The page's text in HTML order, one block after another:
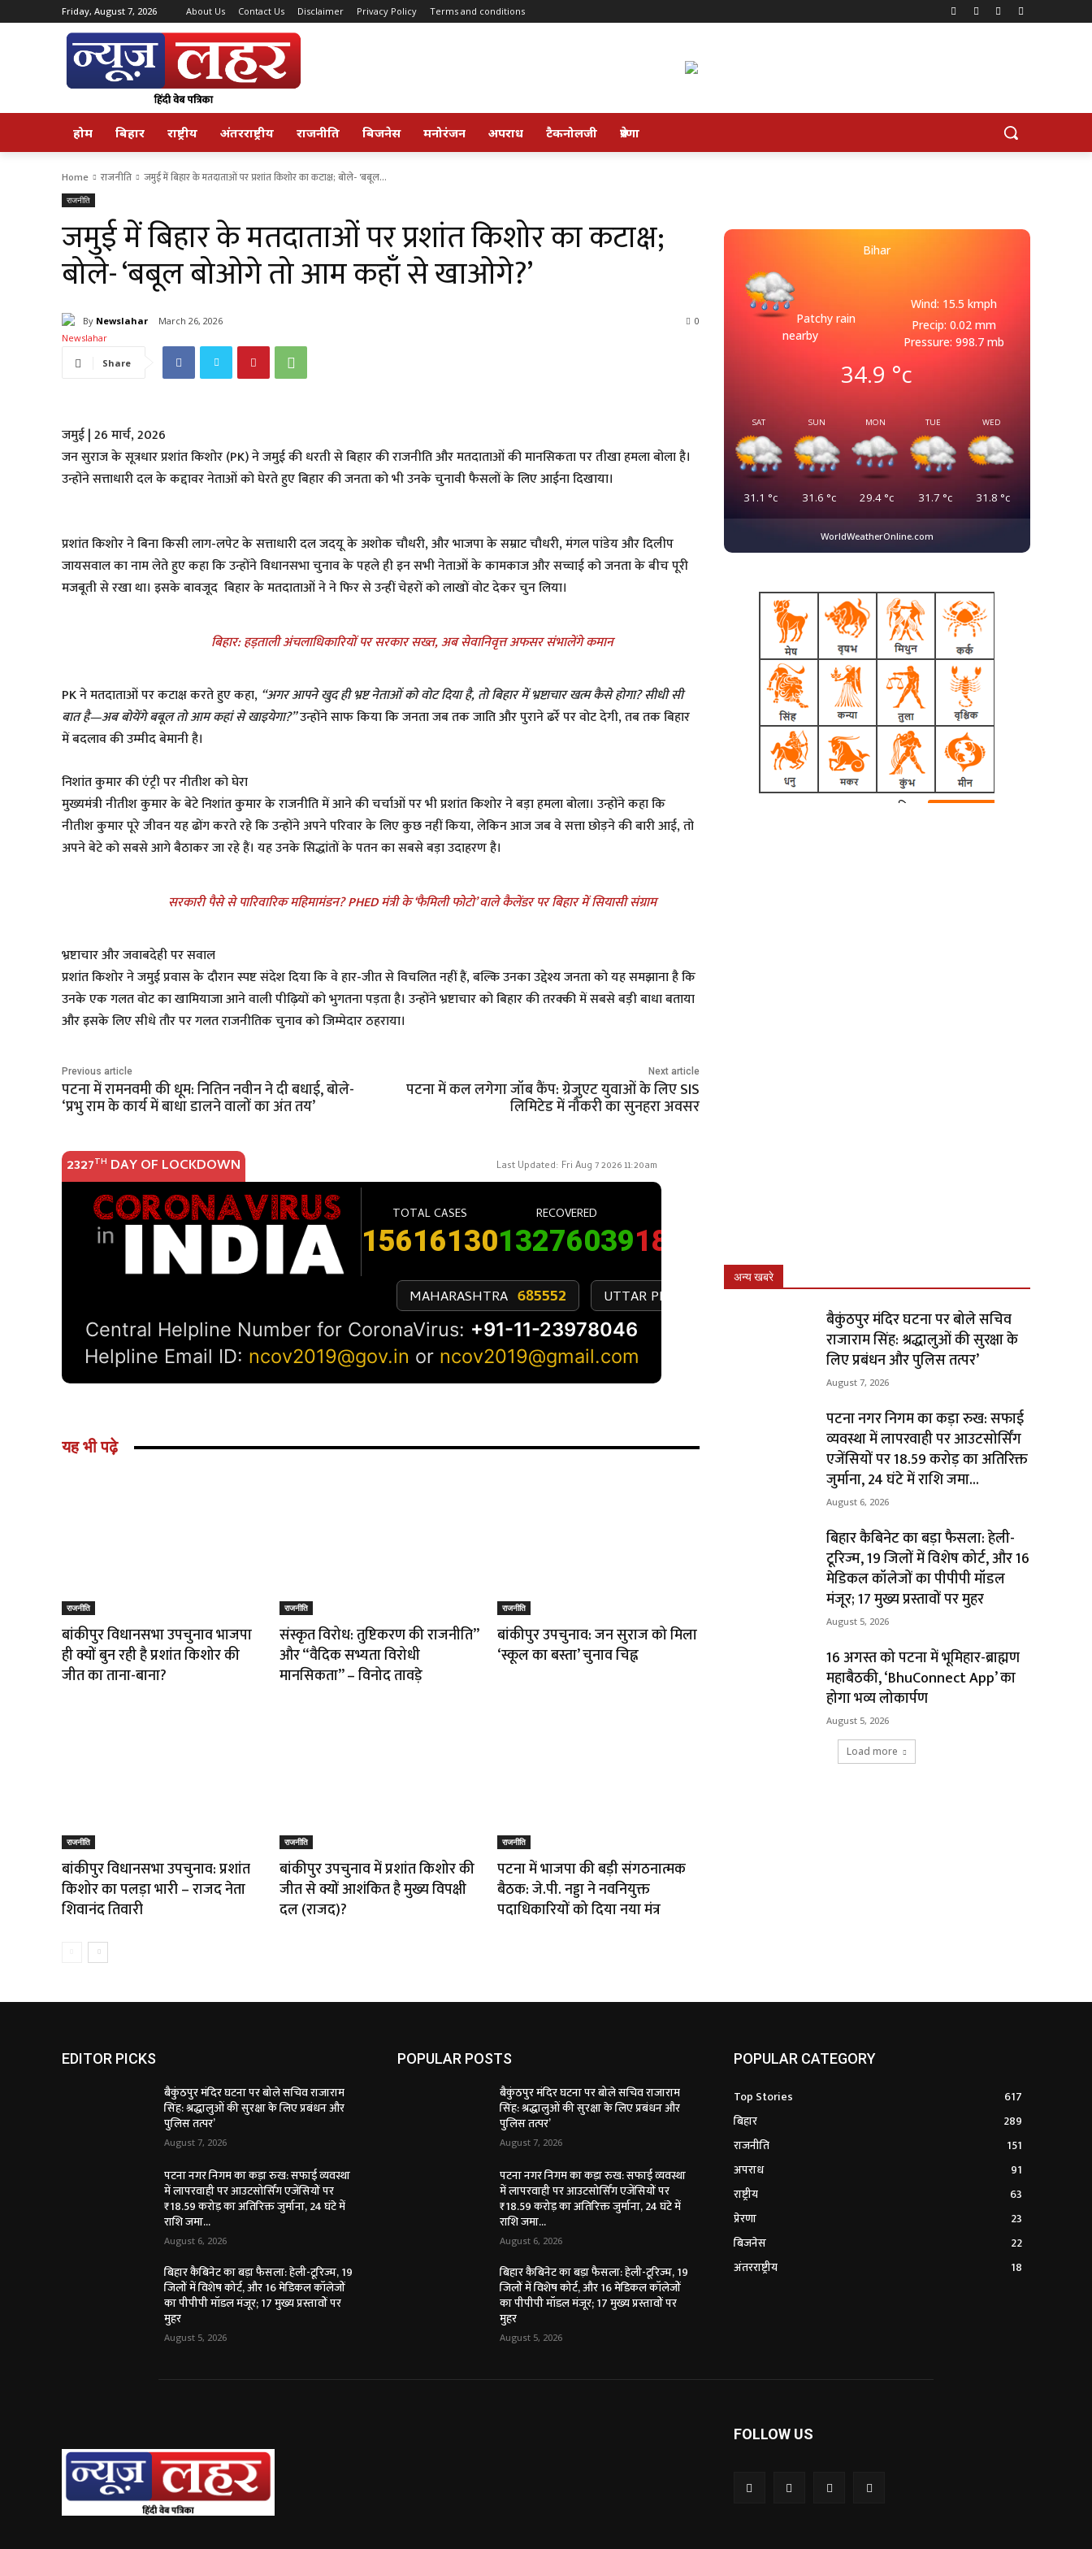
Friday, August 7, 2026 About Us Contact Us Disclaimer Privacy Policy Terms and conditions
होम बिहार राष्ट्रीय अंतरराष्ट्रीय राजनीति बिजनेस मनोरंजन अपराध टैकनोलजी प्रेरणा
Home राजनीति जमुई में बिहार के मतदाताओं पर प्रशांत किशोर का कटाक्ष; बोले- 'बबूल...
राजनीति
जमुई में बिहार के मतदाताओं पर प्रशांत किशोर का कटाक्ष;
बोले- ‘बबूल बोओगे तो आम कहाँ से खाओगे?’
By Newslahar March 26, 2026 0
Share
जमुई | 26 मार्च, 2026
​जन सुराज के सूत्रधार प्रशांत किशोर (PK) ने जमुई की धरती से बिहार की राजनीति और मतदाताओं की मानसिकता पर तीखा हमला बोला है।
उन्होंने सत्ताधारी दल के कद्दावर नेताओं को घेरते हुए बिहार की जनता को भी उनके चुनावी फैसलों के लिए आईना दिखाया।
​प्रशांत किशोर ने बिना किसी लाग-लपेट के सत्ताधारी दल जदयू के अशोक चौधरी, और भाजपा के सम्राट चौधरी, मंगल पांडेय और दिलीप
जायसवाल का नाम लेते हुए कहा कि उन्होंने विधानसभा चुनाव के पहले ही इन सभी नेताओं के कामकाज और सच्चाई को जनता के बीच पूरी
मजबूती से रखा था। इसके बावजूद बिहार के मतदाताओं ने ने फिर से उन्हीं चेहरों को लाखों वोट देकर चुन लिया।
बिहार: हड़ताली अंचलाधिकारियों पर सरकार सख्त, अब सेवानिवृत्त अफसर संभालेंगे कमान
​PK ने मतदाताओं पर कटाक्ष करते हुए कहा, “अगर आपने खुद ही भ्रष्ट नेताओं को वोट दिया है, तो बिहार में भ्रष्टाचार खत्म कैसे होगा? सीधी सी
बात है—अब बोयेंगे बबूल तो आम कहां से खाइयेगा?”उन्होंने साफ किया कि जनता जब तक जाति और पुराने ढर्रे पर वोट देगी, तब तक बिहार
में बदलाव की उम्मीद बेमानी है।
​निशांत कुमार की एंट्री पर नीतीश को घेरा
​मुख्यमंत्री नीतीश कुमार के बेटे निशांत कुमार के राजनीति में आने की चर्चाओं पर भी प्रशांत किशोर ने बड़ा हमला बोला। उन्होंने कहा कि
नीतीश कुमार पूरे जीवन यह ढोंग करते रहे कि उन्होंने अपने परिवार के लिए कुछ नहीं किया, लेकिन आज जब वे सत्ता छोड़ने की बारी आई, तो
अपने बेटे को सबसे आगे बैठाकर जा रहे हैं। यह उनके सिद्धांतों के पतन का सबसे बड़ा उदाहरण है।
सरकारी पैसे से पारिवारिक महिमामंडन? PHED मंत्री के ‘फैमिली फोटो’ वाले कैलेंडर पर बिहार में सियासी संग्राम
​भ्रष्टाचार और जवाबदेही पर सवाल
​प्रशांत किशोर ने जमुई प्रवास के दौरान स्पष्ट संदेश दिया कि वे हार-जीत से विचलित नहीं हैं, बल्कि उनका उद्देश्य जनता को यह समझाना है कि
उनके एक गलत वोट का खामियाजा आने वाली पीढ़ियों को भुगतना पड़ता है। उन्होंने भ्रष्टाचार को बिहार की तरक्की में सबसे बड़ी बाधा बताया
और इसके लिए सीधे तौर पर गलत राजनीतिक चुनाव को जिम्मेदार ठहराया।
Previous article
पटना में रामनवमी की धूम: नितिन नवीन ने दी बधाई, बोले-
‘प्रभु राम के कार्य में बाधा डालने वालों का अंत तय’
Next article
पटना में कल लगेगा जॉब कैंप: ग्रेजुएट युवाओं के लिए SIS
लिमिटेड में नौकरी का सुनहरा अवसर
यह भी पढ़े
राजनीति
बांकीपुर विधानसभा उपचुनाव भाजपा
ही क्यों बुन रही है प्रशांत किशोर की
जीत का ताना-बाना?
राजनीति
संस्कृत विरोध: तुष्टिकरण की राजनीति”
और “वैदिक सभ्यता विरोधी
मानसिकता” – विनोद तावड़े
राजनीति
बांकीपुर उपचुनाव: जन सुराज को मिला
‘स्कूल का बस्ता’ चुनाव चिह्न
राजनीति
बांकीपुर विधानसभा उपचुनाव: प्रशांत
किशोर का पलड़ा भारी – राजद नेता
शिवानंद तिवारी
राजनीति
बांकीपुर उपचुनाव में प्रशांत किशोर की
जीत से क्यों आशंकित है मुख्य विपक्षी
दल (राजद)?
राजनीति
पटना में भाजपा की बड़ी संगठनात्मक
बैठक: जे.पी. नड्डा ने नवनियुक्त
पदाधिकारियों को दिया नया मंत्र
Bihar
Patchy rain
nearby
Wind: 15.5 kmph
Precip: 0.02 mm
Pressure: 998.7 mb
34.9 °c
SAT
31.1 °c
SUN
31.6 °c
MON
29.4 °c
TUE
31.7 °c
WED
31.8 °c
WorldWeatherOnline.com
अन्य खबरे
बैकुंठपुर मंदिर घटना पर बोले सचिव
राजाराम सिंह: श्रद्धालुओं की सुरक्षा के
लिए प्रबंधन और पुलिस तत्पर’
August 7, 2026
पटना नगर निगम का कड़ा रुख: सफाई
व्यवस्था में लापरवाही पर आउटसोर्सिंग
एजेंसियों पर ₹18.59 करोड़ का अतिरिक्त
जुर्माना, 24 घंटे में राशि जमा...
August 6, 2026
बिहार कैबिनेट का बड़ा फैसला: हेली-
टूरिज्म, 19 जिलों में विशेष कोर्ट, और 16
मेडिकल कॉलेजों का पीपीपी मॉडल
मंजूर; 17 मुख्य प्रस्तावों पर मुहर
August 5, 2026
16 अगस्त को पटना में भूमिहार-ब्राह्मण
महाबैठकी, ‘BhuConnect App’ का
होगा भव्य लोकार्पण
August 5, 2026
Load more
EDITOR PICKS
बैकुंठपुर मंदिर घटना पर बोले सचिव राजाराम
सिंह: श्रद्धालुओं की सुरक्षा के लिए प्रबंधन और
पुलिस तत्पर’
August 7, 2026
पटना नगर निगम का कड़ा रुख: सफाई व्यवस्था
में लापरवाही पर आउटसोर्सिंग एजेंसियों पर
₹18.59 करोड़ का अतिरिक्त जुर्माना, 24 घंटे में
राशि जमा...
August 6, 2026
बिहार कैबिनेट का बड़ा फैसला: हेली-टूरिज्म, 19
जिलों में विशेष कोर्ट, और 16 मेडिकल कॉलेजों
का पीपीपी मॉडल मंजूर; 17 मुख्य प्रस्तावों पर
मुहर
August 5, 2026
POPULAR POSTS
बैकुंठपुर मंदिर घटना पर बोले सचिव राजाराम
सिंह: श्रद्धालुओं की सुरक्षा के लिए प्रबंधन और
पुलिस तत्पर’
August 7, 2026
पटना नगर निगम का कड़ा रुख: सफाई व्यवस्था
में लापरवाही पर आउटसोर्सिंग एजेंसियों पर
₹18.59 करोड़ का अतिरिक्त जुर्माना, 24 घंटे में
राशि जमा...
August 6, 2026
बिहार कैबिनेट का बड़ा फैसला: हेली-टूरिज्म, 19
जिलों में विशेष कोर्ट, और 16 मेडिकल कॉलेजों
का पीपीपी मॉडल मंजूर; 17 मुख्य प्रस्तावों पर
मुहर
August 5, 2026
POPULAR CATEGORY
Top Stories
617
बिहार
289
राजनीति
151
अपराध
91
राष्ट्रीय
63
प्रेरणा
23
बिजनेस
22
अंतरराष्ट्रीय
18
FOLLOW US